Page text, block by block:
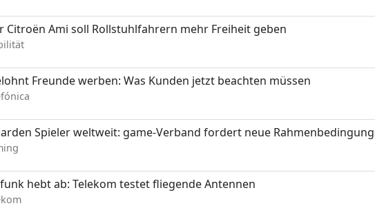
Citroën Ami soll Rollstuhlfahrern mehr Freiheit geben
Freunde werben: Was Kunden jetzt beachten müssen
Spieler weltweit: game-Verband fordert neue
hebt ab: Telekom testet fliegende Antennen